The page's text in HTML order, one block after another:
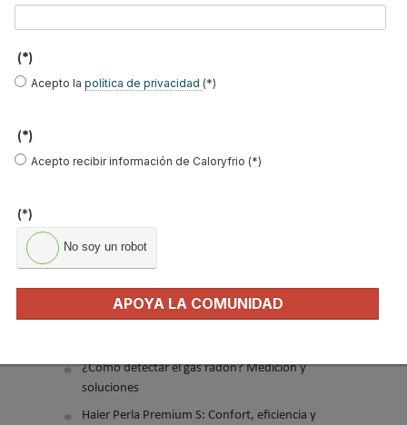
LO MÁS VISTO
Recuperadores de calor: qué son, cómo
funcionan y cuándo son…
El precio de los biocombustibles cambia en
¿Cómo detectar el gas radón? Medición y
soluciones
Haier Perla Premium S: Confort, eficiencia y
(*)
Acepto la política de privacidad (*)
(*)
Acepto recibir información de Caloryfrio (*)
(*)
No soy un robot
APOYA LA COMUNIDAD